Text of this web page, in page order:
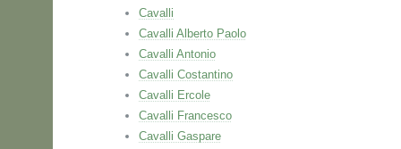
Cavalli
Cavalli Alberto Paolo
Cavalli Antonio
Cavalli Costantino
Cavalli Ercole
Cavalli Francesco
Cavalli Gaspare